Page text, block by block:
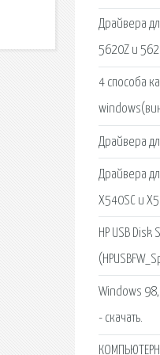
Драйвера
5620Z и
4 способа
Драйвера
Драйвера
X540SC и
HP USB
Windows
- скачать.